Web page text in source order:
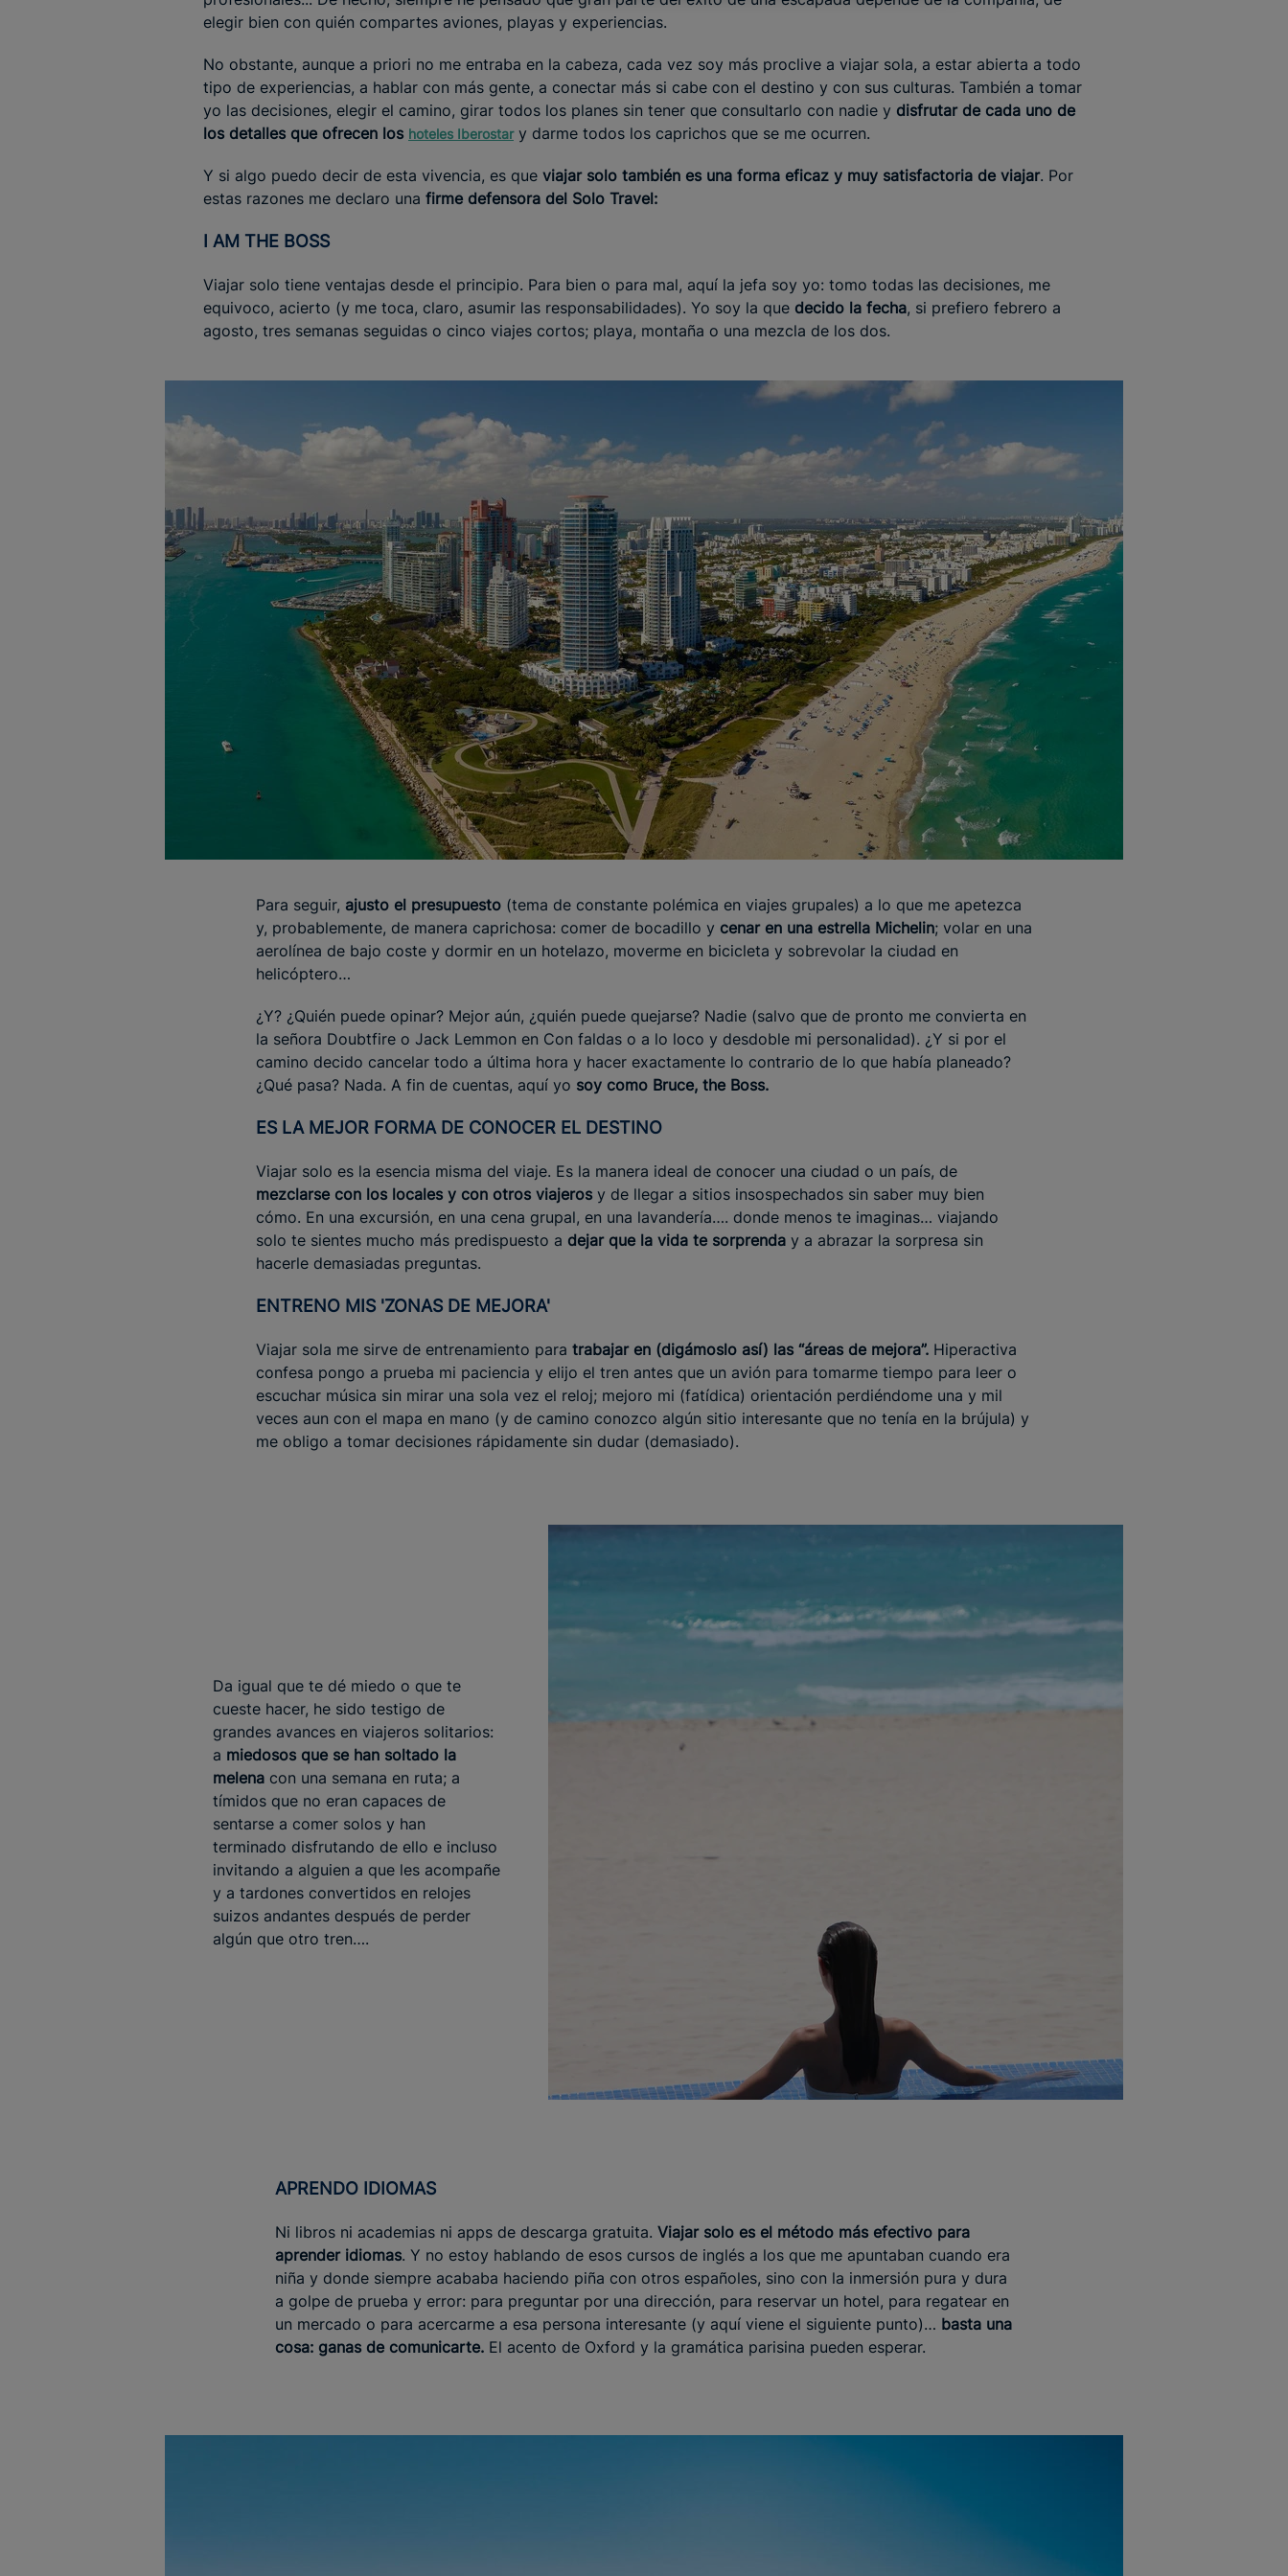
elegir bien con quién compartes aviones, playas y experiencias.
No obstante, aunque a priori no me entraba en la cabeza, cada vez soy más proclive a viajar sola, a estar abierta a todo
tipo de experiencias, a hablar con más gente, a conectar más si cabe con el destino y con sus culturas. También a tomar
yo las decisiones, elegir el camino, girar todos los planes sin tener que consultarlo con nadie y disfrutar de cada uno de
los detalles que ofrecen los hoteles Iberostary darme todos los caprichos que se me ocurren.
Y si algo puedo decir de esta vivencia, es que viajar solo también es una forma eficaz y muy satisfactoria de viajar. Por
estas razones me declaro una firme defensora del Solo Travel:
I AM THE BOSS
Viajar solo tiene ventajas desde el principio. Para bien o para mal, aquí la jefa soy yo: tomo todas las decisiones, me
equivoco, acierto (y me toca, claro, asumir las responsabilidades). Yo soy la que decido la fecha, si prefiero febrero a
agosto, tres semanas seguidas o cinco viajes cortos; playa, montaña o una mezcla de los dos.
Para seguir, ajusto el presupuesto (tema de constante polémica en viajes grupales) a lo que me apetezca
y, probablemente, de manera caprichosa: comer de bocadillo y cenar en una estrella Michelin; volar en una
aerolínea de bajo coste y dormir en un hotelazo, moverme en bicicleta y sobrevolar la ciudad en
helicóptero…
¿Y? ¿Quién puede opinar? Mejor aún, ¿quién puede quejarse? Nadie (salvo que de pronto me convierta en
la señora Doubtfire o Jack Lemmon en Con faldas o a lo loco y desdoble mi personalidad). ¿Y si por el
camino decido cancelar todo a última hora y hacer exactamente lo contrario de lo que había planeado?
¿Qué pasa? Nada. A fin de cuentas, aquí yo soy como Bruce, the Boss.
ES LA MEJOR FORMA DE CONOCER EL DESTINO
Viajar solo es la esencia misma del viaje. Es la manera ideal de conocer una ciudad o un país, de
mezclarse con los locales y con otros viajeros y de llegar a sitios insospechados sin saber muy bien
cómo. En una excursión, en una cena grupal, en una lavandería…. donde menos te imaginas… viajando
solo te sientes mucho más predispuesto a dejar que la vida te sorprenda y a abrazar la sorpresa sin
hacerle demasiadas preguntas.
ENTRENO MIS 'ZONAS DE MEJORA'
Viajar sola me sirve de entrenamiento para trabajar en (digámoslo así) las “áreas de mejora”. Hiperactiva
confesa pongo a prueba mi paciencia y elijo el tren antes que un avión para tomarme tiempo para leer o
escuchar música sin mirar una sola vez el reloj; mejoro mi (fatídica) orientación perdiéndome una y mil
veces aun con el mapa en mano (y de camino conozco algún sitio interesante que no tenía en la brújula) y
me obligo a tomar decisiones rápidamente sin dudar (demasiado).
Da igual que te dé miedo o que te
cueste hacer, he sido testigo de
grandes avances en viajeros solitarios:
a miedosos que se han soltado la
melena con una semana en ruta; a
tímidos que no eran capaces de
sentarse a comer solos y han
terminado disfrutando de ello e incluso
invitando a alguien a que les acompañe
y a tardones convertidos en relojes
suizos andantes después de perder
algún que otro tren….
APRENDO IDIOMAS
Ni libros ni academias ni apps de descarga gratuita. Viajar solo es el método más efectivo para
aprender idiomas. Y no estoy hablando de esos cursos de inglés a los que me apuntaban cuando era
niña y donde siempre acababa haciendo piña con otros españoles, sino con la inmersión pura y dura
a golpe de prueba y error: para preguntar por una dirección, para reservar un hotel, para regatear en
un mercado o para acercarme a esa persona interesante (y aquí viene el siguiente punto)… basta una
cosa: ganas de comunicarte. El acento de Oxford y la gramática parisina pueden esperar.